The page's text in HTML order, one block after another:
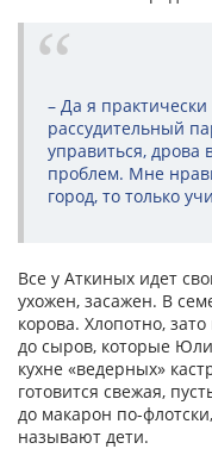
– Да я
рассудительный
управиться, дрова
проблем. Мне
город, то только
Все у Аткиных идет
ухожен, засажен. В
корова. Хлопотно,
до сыров, которые
кухне «ведерных»
готовится свежая,
до макарон по-
называют дети.